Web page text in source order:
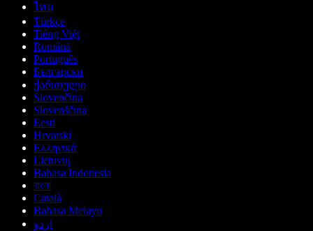
ไทย
Türkçe
Tiếng Việt
Română
Português
Български
ქართული
Slovenčina
Slovenščina
Eesti
Hrvatski
Ελληνικά
Lietuvių
Bahasa Indonesia
বাংলা
Català
Bahasa Melayu
اردو